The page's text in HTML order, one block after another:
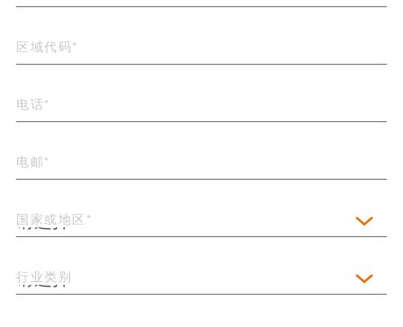
区域代码*
电话*
电邮*
国家或地区*
行业类别